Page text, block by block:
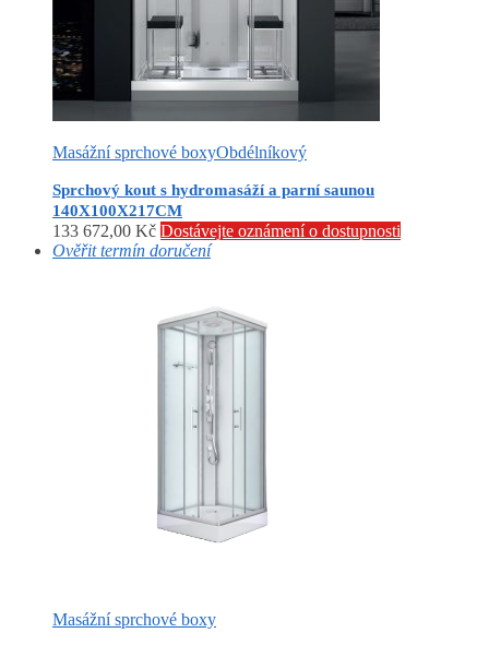
Masážní sprchové boxyObdélníkový
Sprchový kout s hydromasáží a parní saunou
140X100X217CM
133 672,00 Kč Dostávejte oznámení o dostupnosti
Ověřit termín doručení
Masážní sprchové boxy